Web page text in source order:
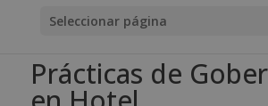
Seleccionar página
Prácticas de